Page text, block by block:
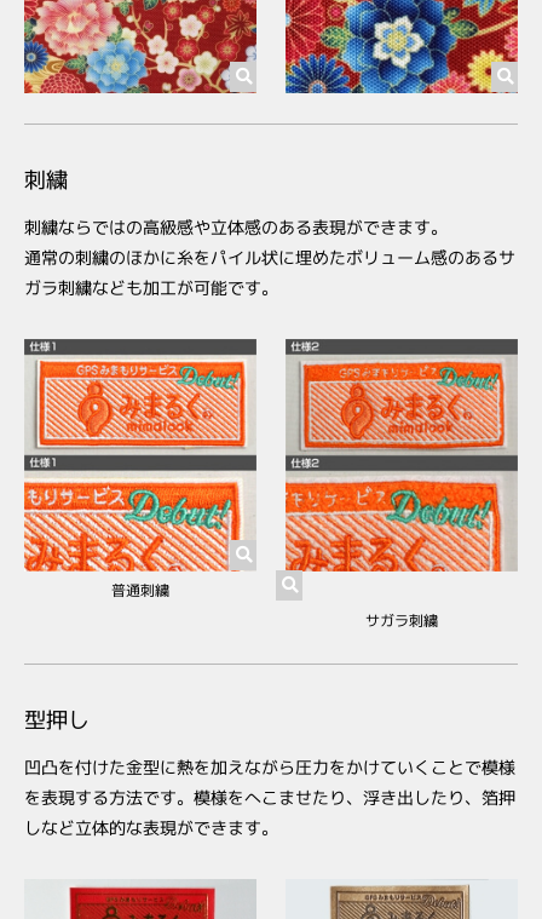
普通刺繍
サガラ刺繍
刺繍
刺繍ならではの高級感や立体感のある表現ができます。
通常の刺繍のほかに糸をパイル状に埋めたボリューム感のあるサ
ガラ刺繍なども加工が可能です。
型押し
凹凸を付けた金型に熱を加えながら圧力をかけていくことで模様
を表現する方法です。模様をへこませたり、浮き出したり、箔押
しなど立体的な表現ができます。